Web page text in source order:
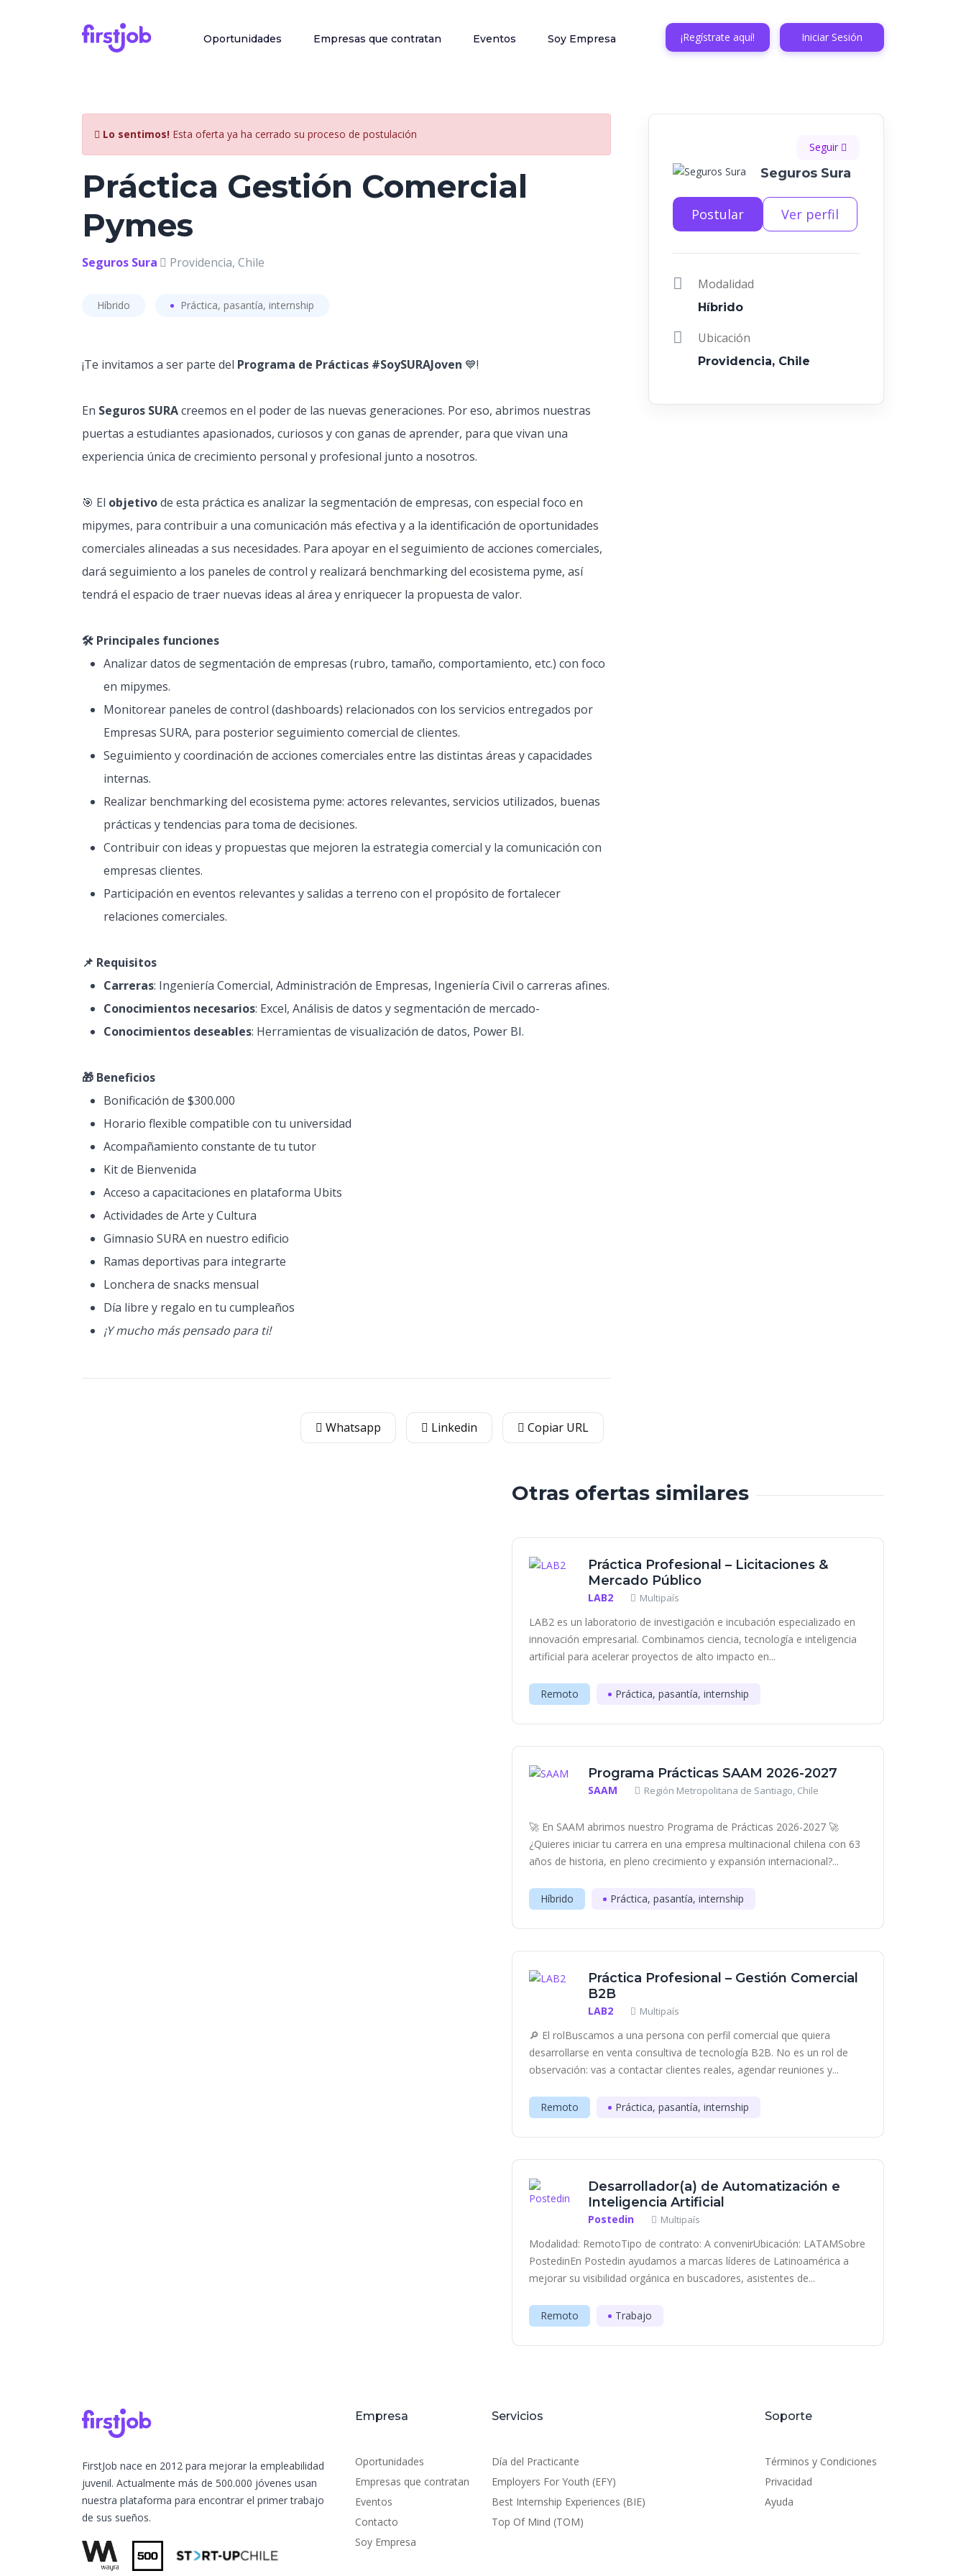
Oportunidades Empresas que contratan Eventos Soy Empresa ¡Regístrate aquí! Iniciar Sesión
Lo sentimos! Esta oferta ya ha cerrado su proceso de postulación
Práctica Gestión Comercial
Pymes
Seguros Sura Providencia, Chile
Híbrido Práctica, pasantía, internship
¡Te invitamos a ser parte del Programa de Prácticas #SoySURAJoven 💙!
En Seguros SURAcreemos en el poder de las nuevas generaciones. Por eso, abrimos nuestras
puertas a estudiantes apasionados, curiosos y con ganas de aprender, para que vivan una
experiencia única de crecimiento personal y profesional junto a nosotros.
🎯 El objetivode esta práctica es analizar la segmentación de empresas, con especial foco en
mipymes, para contribuir a una comunicación más efectiva y a la identificación de oportunidades
comerciales alineadas a sus necesidades. Para apoyar en el seguimiento de acciones comerciales,
dará seguimiento a los paneles de control y realizará benchmarking del ecosistema pyme, así
tendrá el espacio de traer nuevas ideas al área y enriquecer la propuesta de valor.
🛠️ Principales funciones
Analizar datos de segmentación de empresas (rubro, tamaño, comportamiento, etc.) con foco
en mipymes.
Monitorear paneles de control (dashboards) relacionados con los servicios entregados por
Empresas SURA, para posterior seguimiento comercial de clientes.
Seguimiento y coordinación de acciones comerciales entre las distintas áreas y capacidades
internas.
Realizar benchmarking del ecosistema pyme: actores relevantes, servicios utilizados, buenas
prácticas y tendencias para toma de decisiones.
Contribuir con ideas y propuestas que mejoren la estrategia comercial y la comunicación con
empresas clientes.
Participación en eventos relevantes y salidas a terreno con el propósito de fortalecer
relaciones comerciales.
📌 Requisitos
Carreras: Ingeniería Comercial, Administración de Empresas, Ingeniería Civil o carreras afines.
Conocimientos necesarios: Excel, Análisis de datos y segmentación de mercado-
Conocimientos deseables: Herramientas de visualización de datos, Power BI.
🎁 Beneficios
Bonificación de $300.000
Horario flexible compatible con tu universidad
Acompañamiento constante de tu tutor
Kit de Bienvenida
Acceso a capacitaciones en plataforma Ubits
Actividades de Arte y Cultura
Gimnasio SURA en nuestro edificio
Ramas deportivas para integrarte
Lonchera de snacks mensual
Día libre y regalo en tu cumpleaños
¡Y mucho más pensado para ti!
Whatsapp Linkedin Copiar URL
Seguir
Seguros Sura
Postular Ver perfil
Modalidad
Híbrido
Ubicación
Providencia, Chile
Otras ofertas similares
Práctica Profesional – Licitaciones &
Mercado Público
LAB2 Multipaís
LAB2 es un laboratorio de investigación e incubación especializado en
innovación empresarial. Combinamos ciencia, tecnología e inteligencia
artificial para acelerar proyectos de alto impacto en...
Remoto Práctica, pasantía, internship
Programa Prácticas SAAM 2026-2027
SAAM Región Metropolitana de Santiago, Chile
🚀 En SAAM abrimos nuestro Programa de Prácticas 2026-2027 🚀
¿Quieres iniciar tu carrera en una empresa multinacional chilena con 63
años de historia, en pleno crecimiento y expansión internacional?...
Híbrido Práctica, pasantía, internship
Práctica Profesional – Gestión Comercial
B2B
LAB2 Multipaís
🔎 El rolBuscamos a una persona con perfil comercial que quiera
desarrollarse en venta consultiva de tecnología B2B. No es un rol de
observación: vas a contactar clientes reales, agendar reuniones y...
Remoto Práctica, pasantía, internship
Desarrollador(a) de Automatización e
Inteligencia Artificial
Postedin Multipaís
Modalidad: RemotoTipo de contrato: A convenirUbicación: LATAMSobre
PostedinEn Postedin ayudamos a marcas líderes de Latinoamérica a
mejorar su visibilidad orgánica en buscadores, asistentes de...
Remoto Trabajo
FirstJob nace en 2012 para mejorar la empleabilidad
juvenil. Actualmente más de 500.000 jóvenes usan
nuestra plataforma para encontrar el primer trabajo
de sus sueños.
Empresa
Oportunidades
Empresas que contratan
Eventos
Contacto
Soy Empresa
Servicios
Día del Practicante
Employers For Youth (EFY)
Best Internship Experiences (BIE)
Top Of Mind (TOM)
Soporte
Términos y Condiciones
Privacidad
Ayuda